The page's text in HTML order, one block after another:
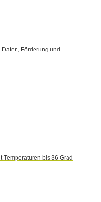
Förderung und
Temperaturen bis 36 Grad